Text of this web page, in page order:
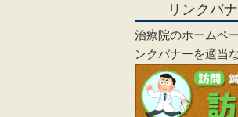
リンクバ
治療院のホームペ
ンクバナーを適当